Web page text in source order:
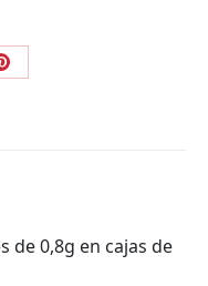
Compartir
de 0,8g en cajas de